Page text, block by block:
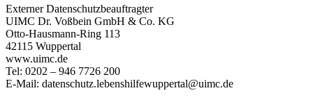
Externer Datenschutzbeauftragter
UIMC Dr. Voßbein GmbH & Co. KG
Otto-Hausmann-Ring 113
42115 Wuppertal
www.uimc.de
Tel: 0202 – 946 7726 200
E-Mail: datenschutz.lebenshilfewuppertal@uimc.de